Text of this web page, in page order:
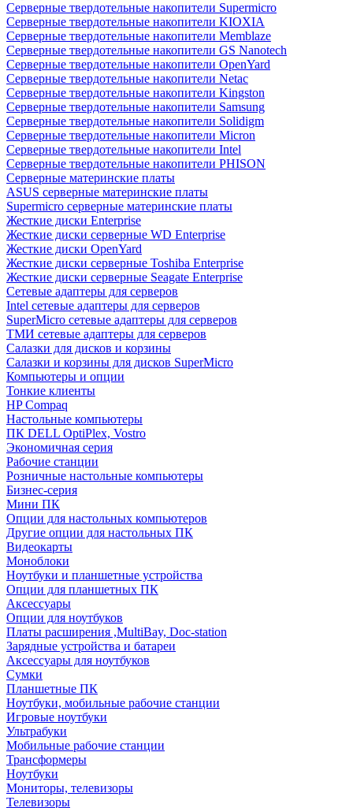
Cерверные твердотельные накопители Supermicro
Cерверные твердотельные накопители KIOXIA
Cерверные твердотельные накопители Memblaze
Cерверные твердотельные накопители GS Nanotech
Серверные твердотельные накопители OpenYard
Серверные твердотельные накопители Netac
Cерверные твердотельные накопители Kingston
Cерверные твердотельные накопители Samsung
Cерверные твердотельные накопители Solidigm
Cерверные твердотельные накопители Micron
Cерверные твердотельные накопители Intel
Cерверные твердотельные накопители PHISON
Серверные материнские платы
ASUS серверные материнские платы
Supermicro серверные материнские платы
Жесткие диски Enterprise
Жесткие диски серверные WD Enterprise
Жесткие диски OpenYard
Жесткие диски серверные Toshiba Enterprise
Жесткие диски серверные Seagate Enterprise
Сетевые адаптеры для серверов
Intel сетевые адаптеры для серверов
SuperMicro сетевые адаптеры для серверов
ТМИ сетевые адаптеры для серверов
Салазки для дисков и корзины
Салазки и корзины для дисков SuperMicro
Компьютеры и опции
Тонкие клиенты
HP Compaq
Настольные компьютеры
ПК DELL OptiPlex, Vostro
Экономичная серия
Рабочие станции
Розничные настольные компьютеры
Бизнес-серия
Мини ПК
Опции для настольных компьютеров
Другие опции для настольных ПК
Видеокарты
Моноблоки
Ноутбуки и планшетные устройства
Опции для планшетных ПК
Аксессуары
Опции для ноутбуков
Платы расширения ,MultiBay, Doc-station
Зарядные устройства и батареи
Аксессуары для ноутбуков
Сумки
Планшетные ПК
Ноутбуки, мобильные рабочие станции
Игровые ноутбуки
Ультрабуки
Мобильные рабочие станции
Трансформеры
Ноутбуки
Мониторы, телевизоры
Телевизоры